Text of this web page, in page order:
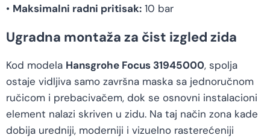
• Maksimalni radni pritisak: 10 bar
Ugradna montaža za čist izgled zida
Kod modela Hansgrohe Focus 31945000, spolja
ostaje vidljiva samo završna maska sa jednoručnom
ručicom i prebacivačem, dok se osnovni instalacioni
element nalazi skriven u zidu. Na taj način zona kade
dobija uredniji, moderniji i vizuelno rasterećeniji